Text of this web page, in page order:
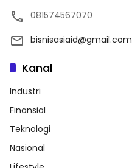
081574567070
bisnisasiaid@gmail.com
Kanal
Industri
Finansial
Teknologi
Nasional